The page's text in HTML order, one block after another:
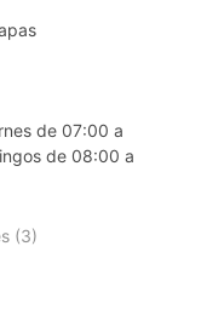
de 07:00 a
de 08:00 a
(3)